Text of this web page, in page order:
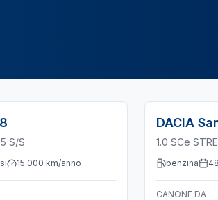
S/S
15.000 km/anno
DACIA
1.0 SCe
benzina 48
CANONE DA